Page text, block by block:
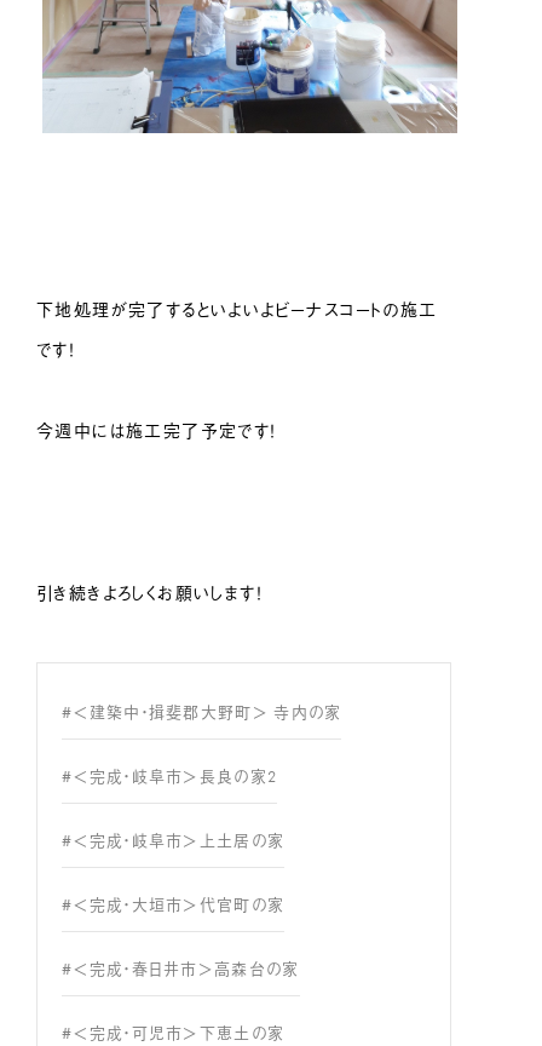
下地処理が完了するといよいよビーナスコートの施工
です！
今週中には施工完了予定です！
引き続きよろしくお願いします！
#＜建築中・揖斐郡大野町＞ 寺内の家
#＜完成・岐阜市＞長良の家2
#＜完成・岐阜市＞上土居の家
#＜完成・大垣市＞代官町の家
#＜完成・春日井市＞高森台の家
#＜完成・可児市＞下恵土の家